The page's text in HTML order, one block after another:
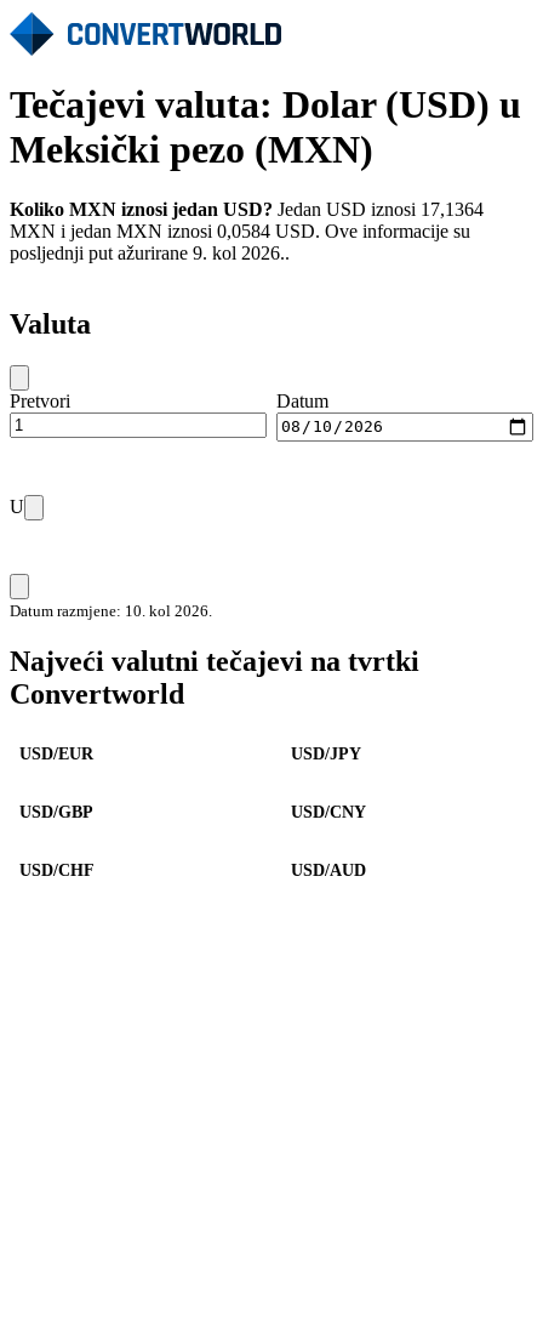
Tečajevi valuta: Dolar (USD) u
Meksički pezo (MXN)
Koliko MXN iznosi jedan USD? Jedan USD iznosi 17,1364
MXN i jedan MXN iznosi 0,0584 USD. Ove informacije su
posljednji put ažurirane 9. kol 2026..
Valuta
Pretvori Datum
U
Datum razmjene: 10. kol 2026.
Najveći valutni tečajevi na tvrtki
Convertworld
USD/EUR USD/JPY
USD/GBP USD/CNY
USD/CHF USD/AUD